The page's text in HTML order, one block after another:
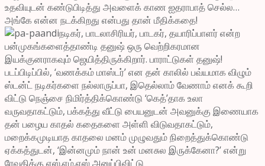
உதவியுடன் கண்டுபிடித்து அவளைக் காண ஐதராபாத் செல்ல…
அங்கே என்ன நடக்கிறது என்பது தான் மீதிக்கதை!
நடிகர், பாடலாசிரியர், பாடகர், தயாரிப்பாளர் என்ற
பன்முகங்களைத்தாண்டி தனுஷ் ஒரு வெற்றிகரமான
இயக்குனராகவும் ஜெயித்திருக்கிறார். பாராட்டுகள் தனுஷ்!
படப்பிடிப்பில், ‘வணக்கம் மாஸ்டர்’ என தன் காலில் பவ்யமாக விழும்
ஸ்டன்ட் நடிகர்களை நல்லாருப்பா, இதெல்லாம் வேணாம் எனக் கூறி
விட்டு நெஞ்சை நிமிர்த்திக்கொண்டு ‘கெத்’தாக உலா
வருவதாகட்டும், பக்கத்து வீட்டு பையனுடன் அவனுக்கு இணையாக
தன் பழைய காதல் கதைகளை அள்ளி விடுவதாகட்டும்,
மறைக்கமுடியாத காதலை மனம் முழுவதும் நிறைத்துக்கொண்டு
ஏக்கத்துடன், ‘இன்னமும் நான் உன் மனசுல இருக்கேனா?’ என்று
ரேவதிக்கு எஸ்.எம்.எஸ் அனுப்பிவிட்டு